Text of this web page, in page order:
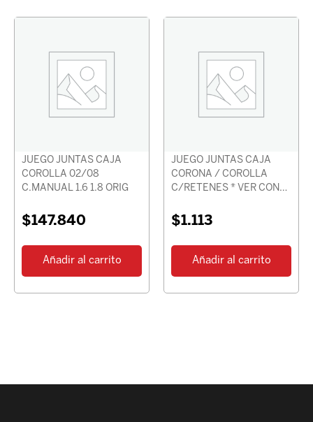
JUEGO JUNTAS CAJA
COROLLA 02/08
C.MANUAL 1.6 1.8 ORIG
$147.840
Añadir al carrito
JUEGO JUNTAS CAJA
CORONA / COROLLA
C/RETENES * VER CON
$1.113
Añadir al carrito